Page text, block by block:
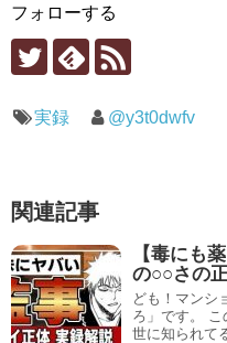
フォローする
実録 @y3t0dwfv
関連記事
【毒にも
の○○さの
ども！マンシ
ろ」です。
世に知られて